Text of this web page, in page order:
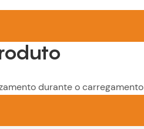
durante o carregamento